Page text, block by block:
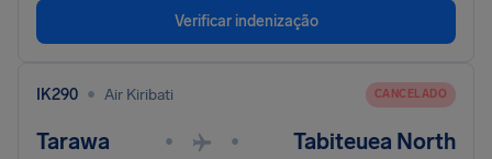
Verificar indenização
IK290 • Air Kiribati CANCELADO
Tarawa • • Tabiteuea North